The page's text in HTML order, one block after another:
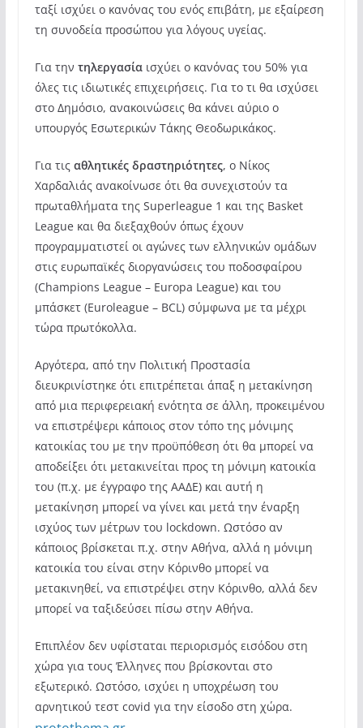
ταξί ισχύει ο κανόνας του ενός επιβάτη, με εξαίρεση
τη συνοδεία προσώπου για λόγους υγείας.
Για την τηλεργασίαισχύει ο κανόνας του 50% για
όλες τις ιδιωτικές επιχειρήσεις. Για το τι θα ισχύσει
στο Δημόσιο, ανακοινώσεις θα κάνει αύριο ο
υπουργός Εσωτερικών Τάκης Θεοδωρικάκος.
Για τις αθλητικές δραστηριότητες, ο Νίκος
Χαρδαλιάς ανακοίνωσε ότι θα συνεχιστούν τα
πρωταθλήματα της Superleague 1 και της Basket
League και θα διεξαχθούν όπως έχουν
προγραμματιστεί οι αγώνες των ελληνικών ομάδων
στις ευρωπαϊκές διοργανώσεις του ποδοσφαίρου
(Champions League – Europa League) και του
μπάσκετ (Euroleague – BCL) σύμφωνα με τα μέχρι
τώρα πρωτόκολλα.
Αργότερα, από την Πολιτική Προστασία
διευκρινίστηκε ότι επιτρέπεται άπαξ η μετακίνηση
από μια περιφερειακή ενότητα σε άλλη, προκειμένου
να επιστρέψερι κάποιος στον τόπο της μόνιμης
κατοικίας του με την προϋπόθεση ότι θα μπορεί να
αποδείξει ότι μετακινείται προς τη μόνιμη κατοικία
του (π.χ. με έγγραφο της ΑΑΔΕ) και αυτή η
μετακίνηση μπορεί να γίνει και μετά την έναρξη
ισχύος των μέτρων του lockdown. Ωστόσο αν
κάποιος βρίσκεται π.χ. στην Αθήνα, αλλά η μόνιμη
κατοικία του είναι στην Κόρινθο μπορεί να
μετακινηθεί, να επιστρέψει στην Κόρινθο, αλλά δεν
μπορεί να ταξιδεύσει πίσω στην Αθήνα.
Επιπλέον δεν υφίσταται περιορισμός εισόδου στη
χώρα για τους Έλληνες που βρίσκονται στο
εξωτερικό. Ωστόσο, ισχύει η υποχρέωση του
αρνητικού τεστ covid για την είσοδο στη χώρα.